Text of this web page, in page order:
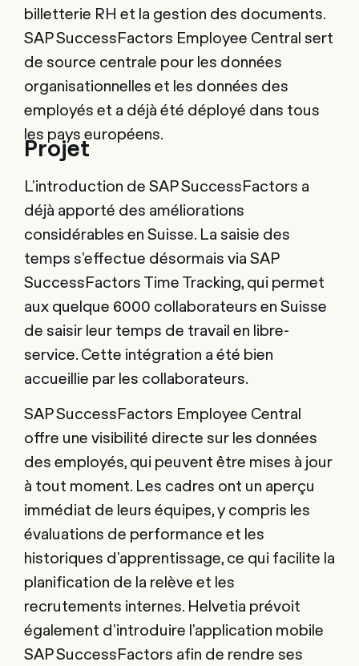
billetterie RH et la gestion des documents.
SAP SuccessFactors Employee Central sert
de source centrale pour les données
organisationnelles et les données des
employés et a déjà été déployé dans tous
les pays européens.
Projet
L'introduction de SAP SuccessFactors a
déjà apporté des améliorations
considérables en Suisse. La saisie des
temps s'effectue désormais via SAP
SuccessFactors Time Tracking, qui permet
aux quelque 6000 collaborateurs en Suisse
de saisir leur temps de travail en libre-
service. Cette intégration a été bien
accueillie par les collaborateurs.
SAP SuccessFactors Employee Central
offre une visibilité directe sur les données
des employés, qui peuvent être mises à jour
à tout moment. Les cadres ont un aperçu
immédiat de leurs équipes, y compris les
évaluations de performance et les
historiques d'apprentissage, ce qui facilite la
planification de la relève et les
recrutements internes. Helvetia prévoit
également d'introduire l'application mobile
SAP SuccessFactors afin de rendre ses